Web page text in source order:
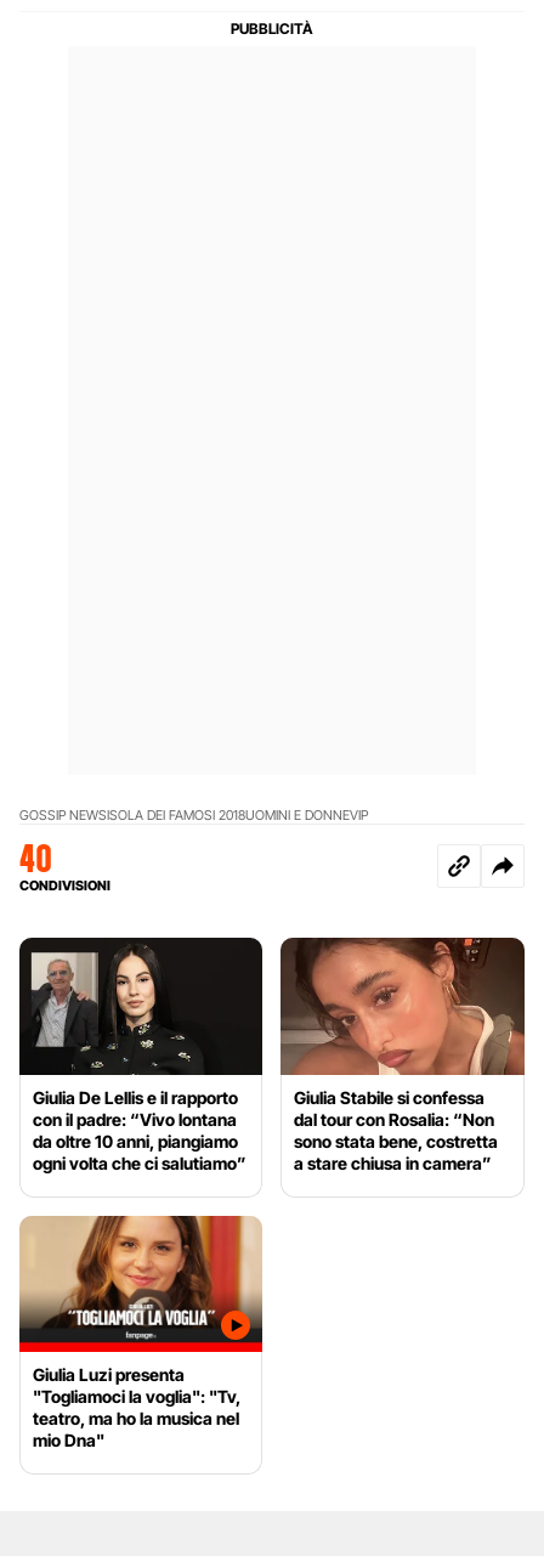
GOSSIP NEWSISOLA DEI FAMOSI 2018UOMINI E DONNEVIP
40
CONDIVISIONI
Giulia De Lellis e il rapporto
con il padre: “Vivo lontana
da oltre 10 anni, piangiamo
ogni volta che ci salutiamo”
Giulia Stabile si confessa
dal tour con Rosalia: “Non
sono stata bene, costretta
a stare chiusa in camera”
Giulia Luzi presenta
"Togliamoci la voglia": "Tv,
teatro, ma ho la musica nel
mio Dna"